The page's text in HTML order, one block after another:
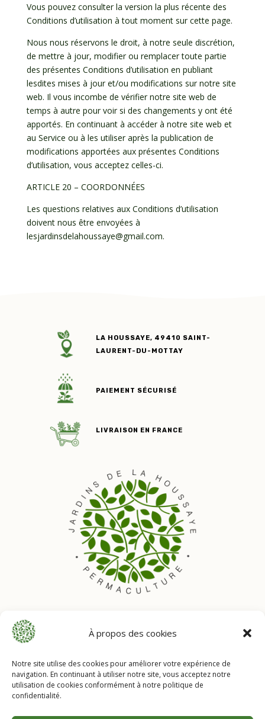
À propos des cookies
Notre site utilise des cookies pour améliorer votre expérience de
navigation. En continuant à utiliser notre site, vous acceptez notre
utilisation de cookies conformément à notre politique de
confidentialité.
Vous pouvez consulter la version la plus récente des
Conditions d’utilisation à tout moment sur cette page.
Nous nous réservons le droit, à notre seule discrétion,
de mettre à jour, modifier ou remplacer toute partie
des présentes Conditions d’utilisation en publiant
lesdites mises à jour et/ou modifications sur notre site
web. Il vous incombe de vérifier notre site web de
temps à autre pour voir si des changements y ont été
apportés. En continuant à accéder à notre site web et
au Service ou à les utiliser après la publication de
modifications apportées aux présentes Conditions
d’utilisation, vous acceptez celles-ci.
ARTICLE 20 – COORDONNÉES
Les questions relatives aux Conditions d’utilisation
doivent nous être envoyées à
lesjardinsdelahoussaye@gmail.com.
LA HOUSSAYE, 49410 SAINT-
LAURENT-DU-MOTTAY
PAIEMENT SÉCURISÉ
LIVRAISON EN FRANCE
Mentions légales